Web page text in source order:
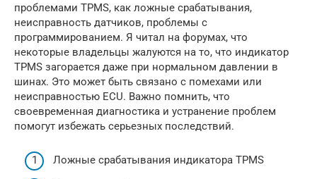
проблемами TPMS, как ложные срабатывания,
неисправность датчиков, проблемы с
программированием. Я читал на форумах, что
некоторые владельцы жалуются на то, что индикатор
TPMS загорается даже при нормальном давлении в
шинах. Это может быть связано с помехами или
неисправностью ECU. Важно помнить, что
своевременная диагностика и устранение проблем
помогут избежать серьезных последствий.
Ложные срабатывания индикатора TPMS